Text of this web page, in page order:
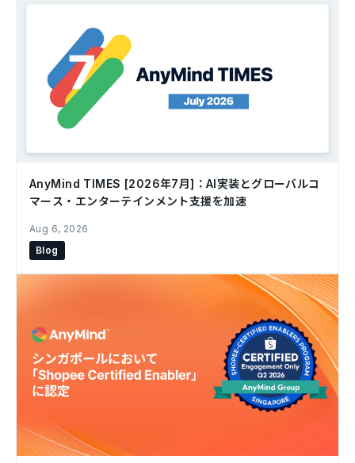
AnyMind TIMES [2026年7月]：AI実装とグローバルコ
マース・エンターテインメント支援を加速
Aug 6, 2026
Blog